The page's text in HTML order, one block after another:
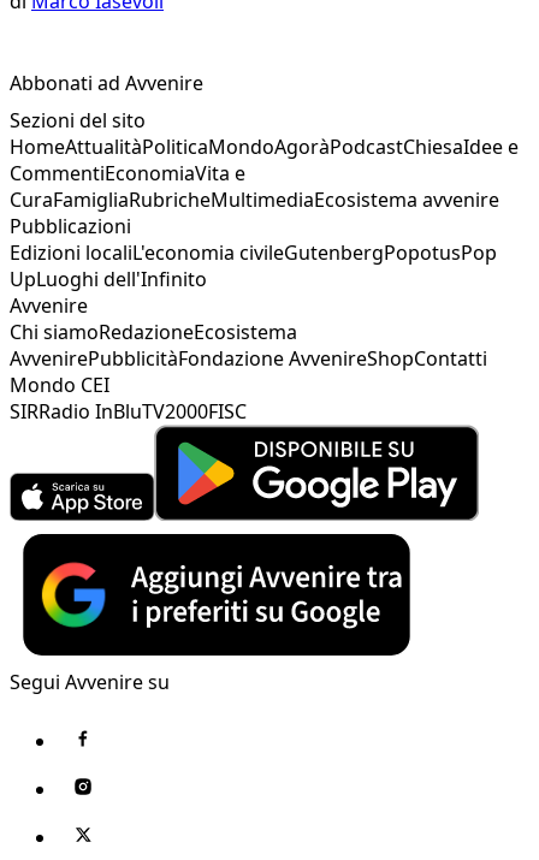
Abbonati ad Avvenire
Sezioni del sito
HomeAttualitàPoliticaMondoAgoràPodcastChiesaIdee e
CommentiEconomiaVita e
CuraFamigliaRubricheMultimediaEcosistema avvenire
Pubblicazioni
Edizioni localiL'economia civileGutenbergPopotusPop
UpLuoghi dell'Infinito
Avvenire
Chi siamoRedazioneEcosistema
AvvenirePubblicitàFondazione AvvenireShopContatti
Mondo CEI
SIRRadio InBluTV2000FISC
Segui Avvenire su